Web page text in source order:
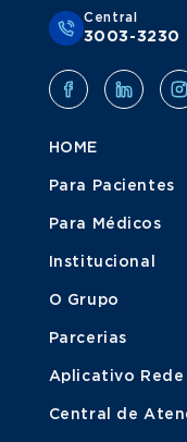
Central
3003-3230
HOME
Para Pacientes
Para Médicos
Institucional
O Grupo
Parcerias
Aplicativo Rede
Central de